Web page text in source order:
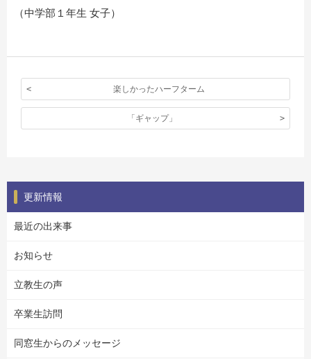
（中学部１年生 女子）
楽しかったハーフターム
「ギャップ」
更新情報
最近の出来事
お知らせ
立教生の声
卒業生訪問
同窓生からのメッセージ